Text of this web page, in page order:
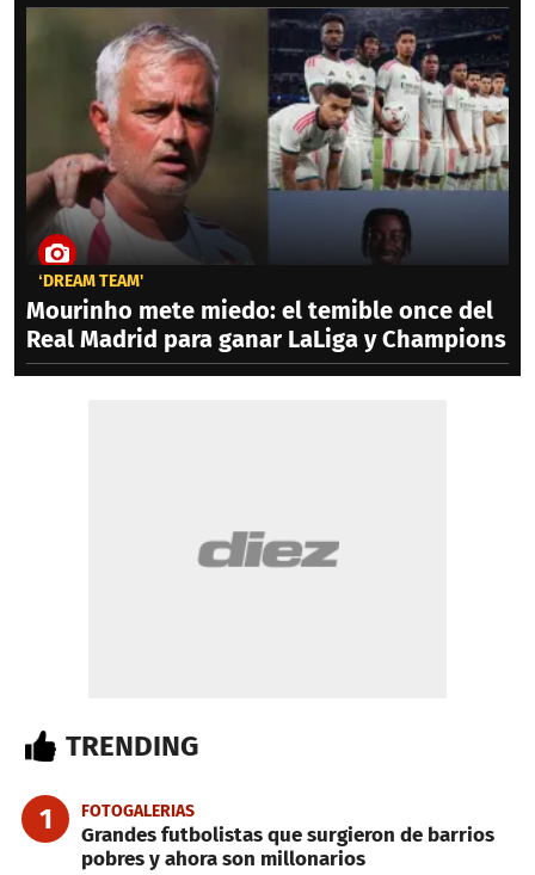
‘DREAM TEAM'
Mourinho mete miedo: el temible once del
Real Madrid para ganar LaLiga y Champions
TRENDING
1 FOTOGALERIAS
Grandes futbolistas que surgieron de barrios
pobres y ahora son millonarios